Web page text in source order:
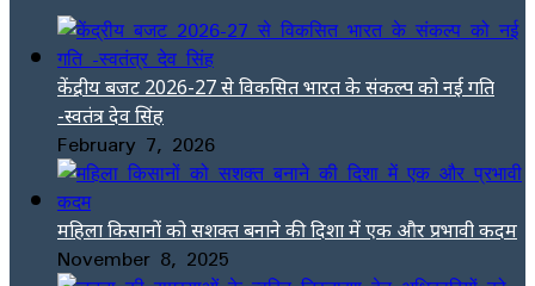
केंद्रीय बजट 2026-27 से विकसित भारत के संकल्प को नई गति
-स्वतंत्र देव सिंह
February 7, 2026
महिला किसानों को सशक्त बनाने की दिशा में एक और प्रभावी कदम
November 8, 2025